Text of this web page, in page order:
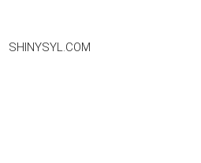
SHINYSYL.COM